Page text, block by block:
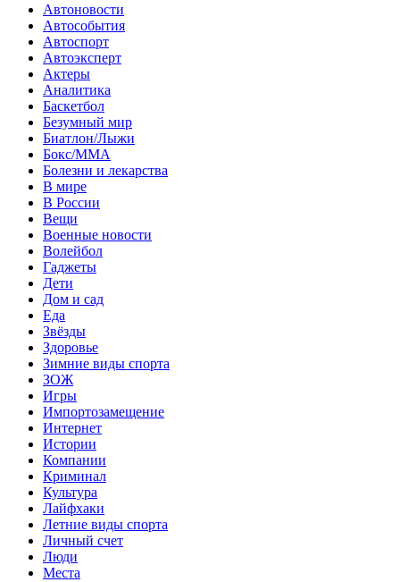
Автоновости
Автособытия
Автоспорт
Автоэксперт
Актеры
Аналитика
Баскетбол
Безумный мир
Биатлон/Лыжи
Бокс/MMA
Болезни и лекарства
В мире
В России
Вещи
Военные новости
Волейбол
Гаджеты
Дети
Дом и сад
Еда
Звёзды
Здоровье
Зимние виды спорта
ЗОЖ
Игры
Импортозамещение
Интернет
Истории
Компании
Криминал
Культура
Лайфхаки
Летние виды спорта
Личный счет
Люди
Места